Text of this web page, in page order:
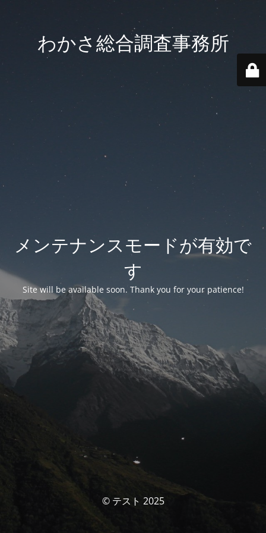
わかさ総合調査事務所
メンテナンスモードが有効で
す
Site will be available soon. Thank you for your patience!
© テスト 2025